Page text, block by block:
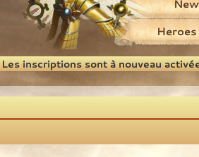
Les inscriptions sont à nouveau